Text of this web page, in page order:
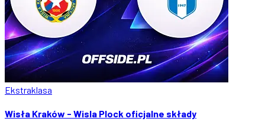
Ekstraklasa
Wisła Kraków - Wisla Plock oficjalne składy